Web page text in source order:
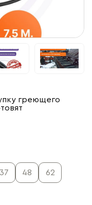
греющего
37 48 62